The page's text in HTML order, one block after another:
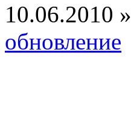
10.06.2010 »
обновление